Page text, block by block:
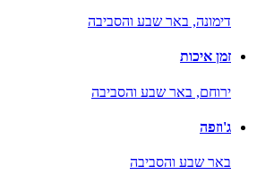
דימונה, באר שבע והסביבה
זמן איכות
ירוחם, באר שבע והסביבה
ג'וזפה
באר שבע והסביבה